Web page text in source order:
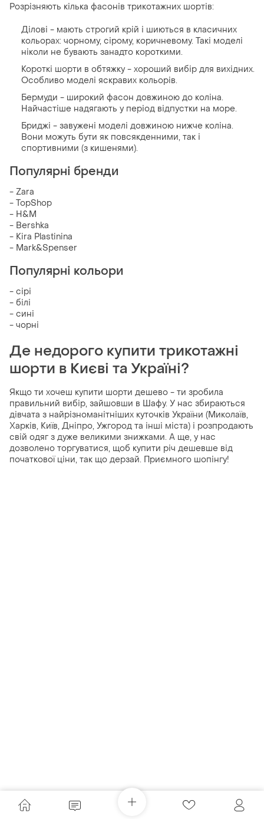
Розрізняють кілька фасонів трикотажних шортів:
Ділові - мають строгий крій і шиються в класичних
кольорах: чорному, сірому, коричневому. Такі моделі
ніколи не бувають занадто короткими.
Короткі шорти в обтяжку - хороший вибір для вихідних.
Особливо моделі яскравих кольорів.
Бермуди - широкий фасон довжиною до коліна.
Найчастіше надягають у період відпустки на море.
Бриджі - завужені моделі довжиною нижче коліна.
Вони можуть бути як повсякденними, так і
спортивними (з кишенями).
Популярні бренди
- Zara
- TopShop
- H&M
- Bershka
- Kira Plastinina
- Mark&Spenser
Популярні кольори
- сірі
- білі
- сині
- чорні
Де недорого купити трикотажні
шорти в Києві та Україні?
Якщо ти хочеш купити шорти дешево - ти зробила
правильний вибір, зайшовши в Шафу. У нас збираються
дівчата з найрізноманітніших куточків України (Миколаїв,
Харків, Київ, Дніпро, Ужгород та інші міста) і розпродають
свій одяг з дуже великими знижками. А ще, у нас
дозволено торгуватися, щоб купити річ дешевше від
початкової ціни, так що дерзай. Приємного шопінгу!